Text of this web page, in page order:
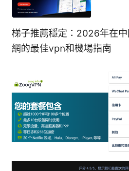
梯子推薦穩定：2026年在
網的最佳vpn和機場指南